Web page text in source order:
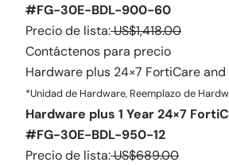
#FG-30E-BDL-900-60
Precio de lista:US$1,418.00
Contáctenos para precio
Hardware plus 24×7 FortiCare
*Unidad de Hardware, Reemplazo de
Hardware plus 1 Year 24×7
#FG-30E-BDL-950-12
Precio de lista:US$689.00